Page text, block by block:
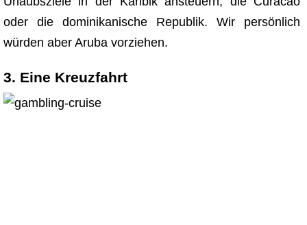
oder die dominikanische Republik. Wir persönlich
würden aber Aruba vorziehen.
3. Eine Kreuzfahrt